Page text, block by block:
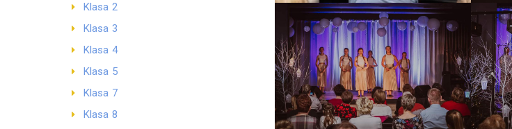
Klasa 2
Klasa 3
Klasa 4
Klasa 5
Klasa 7
Klasa 8